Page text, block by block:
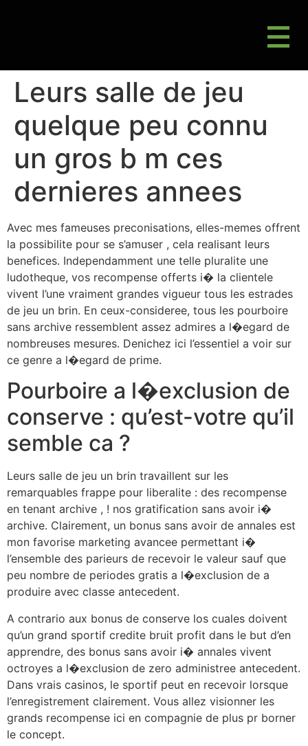
Leurs salle de jeu
quelque peu connu
un gros b m ces
dernieres annees
Avec mes fameuses preconisations, elles-memes offrent
la possibilite pour se s’amuser , cela realisant leurs
benefices. Independamment une telle pluralite une
ludotheque, vos recompense offerts i� la clientele
vivent l’une vraiment grandes vigueur tous les estrades
de jeu un brin. En ceux-consideree, tous les pourboire
sans archive ressemblent assez admires a l�egard de
nombreuses mesures. Denichez ici l’essentiel a voir sur
ce genre a l�egard de prime.
Pourboire a l�exclusion de
conserve : qu’est-votre qu’il
semble ca ?
Leurs salle de jeu un brin travaillent sur les
remarquables frappe pour liberalite : des recompense
en tenant archive , ! nos gratification sans avoir i�
archive. Clairement, un bonus sans avoir de annales est
mon favorise marketing avancee permettant i�
l’ensemble des parieurs de recevoir le valeur sauf que
peu nombre de periodes gratis a l�exclusion de a
produire avec classe antecedent.
A contrario aux bonus de conserve los cuales doivent
qu’un grand sportif credite bruit profit dans le but d’en
apprendre, des bonus sans avoir i� annales vivent
octroyes a l�exclusion de zero administree antecedent.
Dans vrais casinos, le sportif peut en recevoir lorsque
l’enregistrement clairement. Vous allez visionner les
grands recompense ici en compagnie de plus pr borner
le concept.